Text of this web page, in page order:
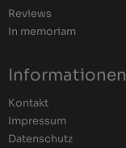
Reviews
In memoriam
Informationen
Kontakt
Impressum
Datenschutz